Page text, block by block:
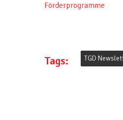
Förderprogramme
Tags: TGD